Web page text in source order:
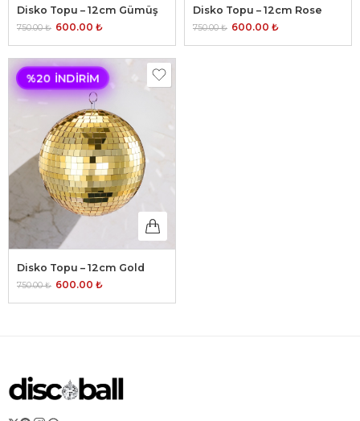
Disko Topu – 12cm Gümüş
750.00₺ 600.00 ₺
Disko Topu – 12cm Rose
750.00₺ 600.00 ₺
%20 İNDIRIM
Disko Topu – 12cm Gold
750.00₺ 600.00 ₺